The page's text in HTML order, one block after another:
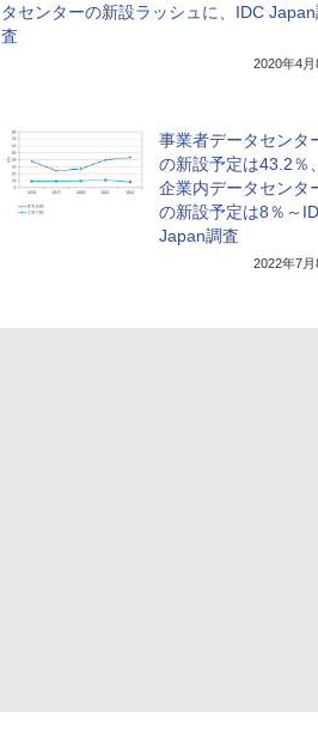
タセンターの新設ラッシュに、IDC Japan
査
2020年4月
事業者データセンタ
の新設予定は43.2％、
企業内データセンタ
の新設予定は8％～
Japan調査
2022年7月